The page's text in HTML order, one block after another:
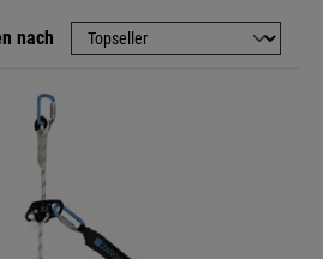
nach